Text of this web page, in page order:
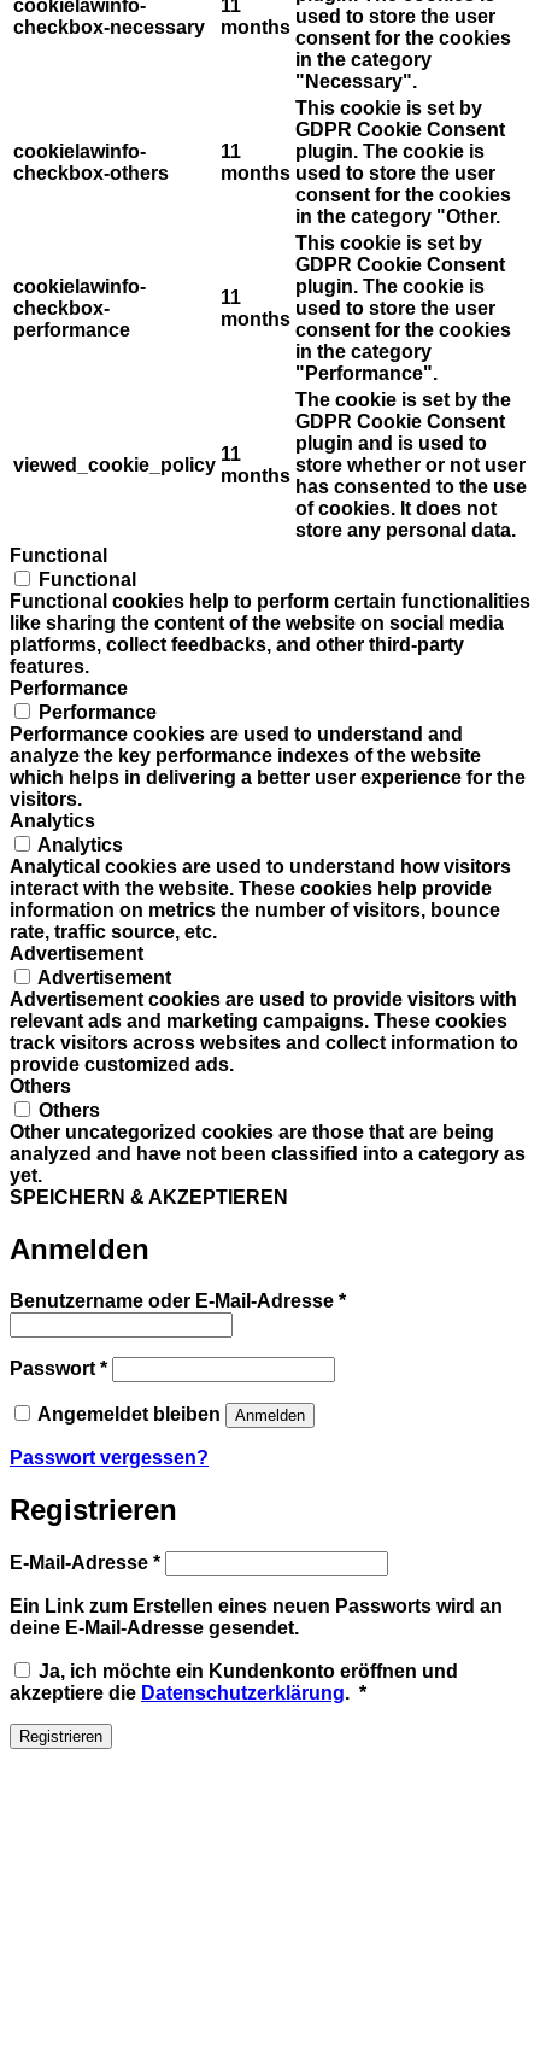
cookielawinfo-
checkbox-necessary
11
months
used to store the user
consent for the cookies
in the category
"Necessary".
cookielawinfo-
checkbox-others
11
months
This cookie is set by
GDPR Cookie Consent
plugin. The cookie is
used to store the user
consent for the cookies
in the category "Other.
cookielawinfo-
checkbox-
performance
11
months
This cookie is set by
GDPR Cookie Consent
plugin. The cookie is
used to store the user
consent for the cookies
in the category
"Performance".
viewed_cookie_policy
11
months
The cookie is set by the
GDPR Cookie Consent
plugin and is used to
store whether or not user
has consented to the use
of cookies. It does not
store any personal data.
Functional
Functional
Functional cookies help to perform certain functionalities
like sharing the content of the website on social media
platforms, collect feedbacks, and other third-party
features.
Performance
Performance
Performance cookies are used to understand and
analyze the key performance indexes of the website
which helps in delivering a better user experience for the
visitors.
Analytics
Analytics
Analytical cookies are used to understand how visitors
interact with the website. These cookies help provide
information on metrics the number of visitors, bounce
rate, traffic source, etc.
Advertisement
Advertisement
Advertisement cookies are used to provide visitors with
relevant ads and marketing campaigns. These cookies
track visitors across websites and collect information to
provide customized ads.
Others
Others
Other uncategorized cookies are those that are being
analyzed and have not been classified into a category as
yet.
SPEICHERN & AKZEPTIEREN
Anmelden
Benutzername oder E-Mail-Adresse *Erforderlich
Passwort *Erforderlich
Angemeldet bleiben Anmelden
Passwort vergessen?
Registrieren
E-Mail-Adresse *Erforderlich
Ein Link zum Erstellen eines neuen Passworts wird an
deine E-Mail-Adresse gesendet.
Ja, ich möchte ein Kundenkonto eröffnen und
akzeptiere die Datenschutzerklärung. *Erforderlich
Registrieren